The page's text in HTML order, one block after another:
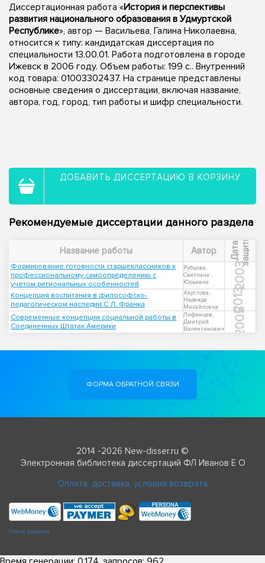
Диссертационная работа «История и перспективы
развития национального образования в Удмуртской
Республике», автор — Васильева, Галина Николаевна,
относится к типу: кандидатская диссертация по
специальности 13.00.01. Работа подготовлена в городе
Ижевск в 2006 году. Объем работы: 199 с.. Внутренний
код товара: 01003302437. На странице представлены
основные сведения о диссертации, включая название,
автора, год, город, тип работы и шифр специальности.
ДОБАВИТЬ ДИССЕРТАЦИЮ В КОРЗИНУ
Рекомендуемые диссертации данного раздела
Название работы Автор Д
а
т
а
з
а
щ
и
т ы
Формирование готовности старшеклассников к
профессиональному самоопределению с
учетом региональных особенностей
Рубцова,
Светлана
Юрьевна
2003
Концепция воспитания в философско-
педагогическом наследии С.Л. Франка
Хаустова,
Надежда
Михайловна
2013
Современные концепции социальной работы в
Соединенных Штатах Америки
Лифинцев,
Дмитрий
Валентинович
2005
ФОРМА ОБРАТНОЙ СВЯЗИ
2014 -2026 New-disser.ru ©
Электронная библиотека диссертаций ФЛ Иванов Е О
Оплата, доставка, условия возврата
Check passport